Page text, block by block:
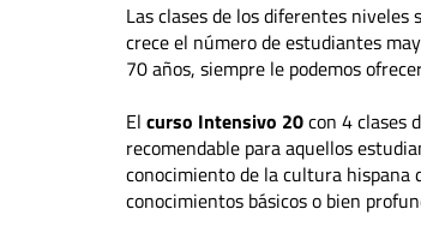
Las clases de los diferentes niveles
crece el número de estudiantes
70 años, siempre le podemos
Elcurso Intensivo 20con 4 clases
recomendable para aquellos
conocimiento de la cultura hispana
conocimientos básicos o bien